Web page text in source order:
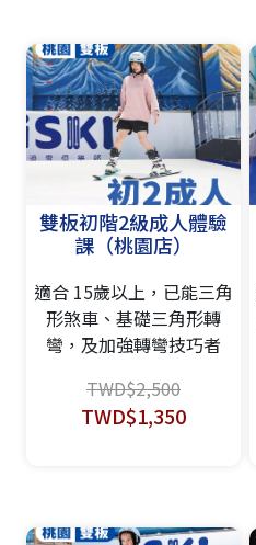
雙板初階2級成人體驗
課（桃園店）
適合 15歲以上，已能三角
形煞車、基礎三角形轉
彎，及加強轉彎技巧者
TWD$2,500
TWD$1,350